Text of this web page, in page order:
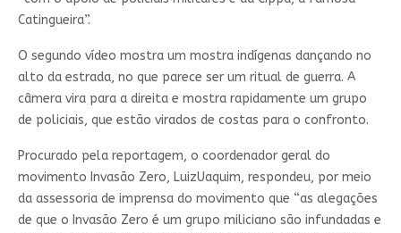
Catingueira”.
O segundo vídeo mostra um mostra indígenas dançando no
alto da estrada, no que parece ser um ritual de guerra. A
câmera vira para a direita e mostra rapidamente um grupo
de policiais, que estão virados de costas para o confronto.
Procurado pela reportagem, o coordenador geral do
movimento Invasão Zero, LuizUaquim, respondeu, por meio
da assessoria de imprensa do movimento que “as alegações
de que o Invasão Zero é um grupo miliciano são infundadas e